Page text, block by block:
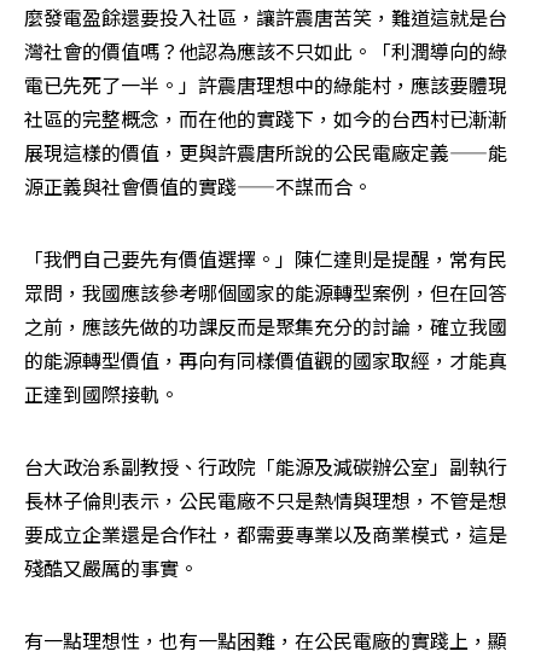
麼發電盈餘還要投入社區，讓許震唐苦笑，難道這就是台
灣社會的價值嗎？他認為應該不只如此。「利潤導向的綠
電已先死了一半。」許震唐理想中的綠能村，應該要體現
社區的完整概念，而在他的實踐下，如今的台西村已漸漸
展現這樣的價值，更與許震唐所說的公民電廠定義——能
源正義與社會價值的實踐——不謀而合。
「我們自己要先有價值選擇。」陳仁達則是提醒，常有民
眾問，我國應該參考哪個國家的能源轉型案例，但在回答
之前，應該先做的功課反而是聚集充分的討論，確立我國
的能源轉型價值，再向有同樣價值觀的國家取經，才能真
正達到國際接軌。
台大政治系副教授、行政院「能源及減碳辦公室」副執行
長林子倫則表示，公民電廠不只是熱情與理想，不管是想
要成立企業還是合作社，都需要專業以及商業模式，這是
殘酷又嚴厲的事實。
有一點理想性，也有一點困難，在公民電廠的實踐上，顯